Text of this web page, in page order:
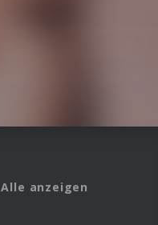
Alle anzeigen